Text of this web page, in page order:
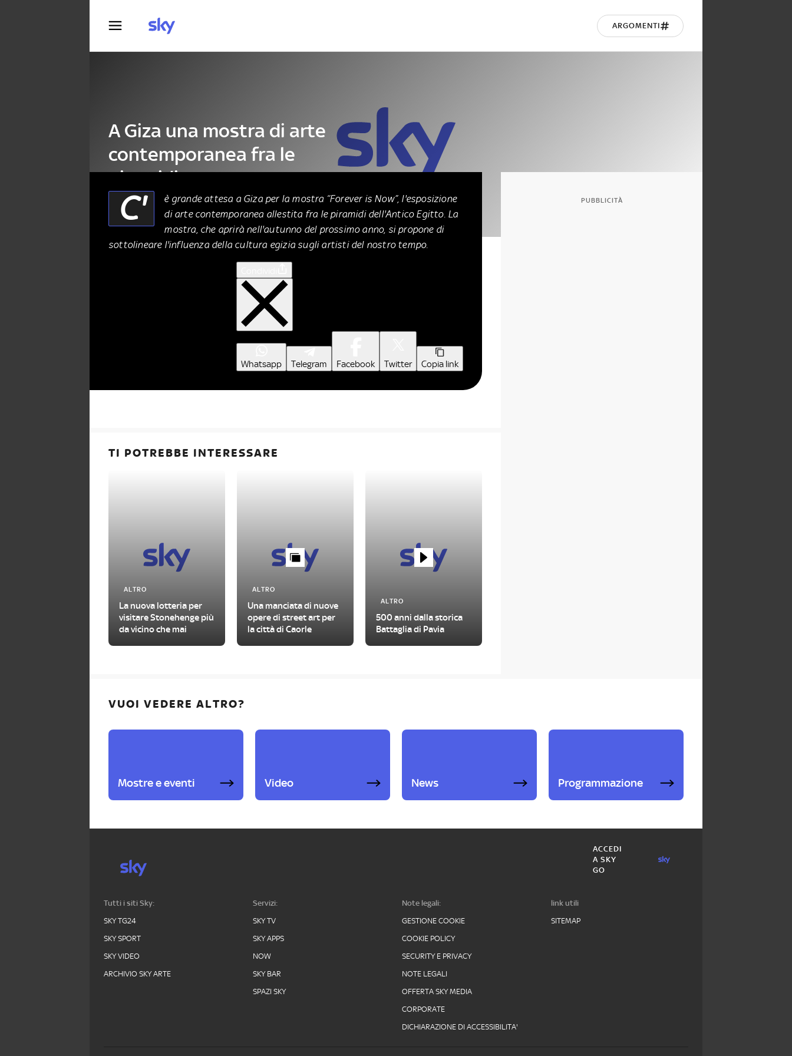
ARGOMENTI
A Giza una mostra di arte
contemporanea fra le
piramidi
ALTRO 05 Settembre 2020
C'
è grande attesa a Giza per la mostra “Forever is Now”, l'esposizione
di arte contemporanea allestita fra le piramidi dell'Antico Egitto. La
mostra, che aprirà nell'autunno del prossimo anno, si propone di
sottolineare l'influenza della cultura egizia sugli artisti del nostro tempo.
Whatsapp Telegram Facebook Twitter Copia link
TI POTREBBE INTERESSARE
ALTRO
La nuova lotteria per
visitare Stonehenge più
da vicino che mai
ALTRO
Una manciata di nuove
opere di street art per
la città di Caorle
ALTRO
500 anni dalla storica
Battaglia di Pavia
PUBBLICITÀ
VUOI VEDERE ALTRO?
Mostre e eventi Video News Programmazione
ACCEDI
A SKY
GO
Tutti i siti Sky:
SKY TG24
SKY SPORT
SKY VIDEO
ARCHIVIO SKY ARTE
Servizi:
SKY TV
SKY APPS
NOW
SKY BAR
SPAZI SKY
Note legali:
GESTIONE COOKIE
COOKIE POLICY
SECURITY E PRIVACY
NOTE LEGALI
OFFERTA SKY MEDIA
CORPORATE
DICHIARAZIONE DI ACCESSIBILITA'
link utili
SITEMAP